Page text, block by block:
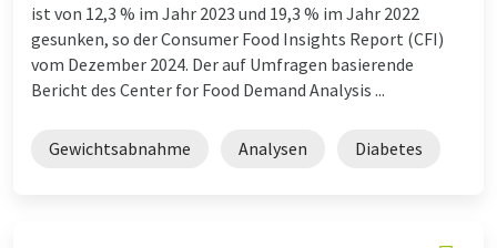
ist von 12,3 % im Jahr 2023 und 19,3 % im Jahr 2022
gesunken, so der Consumer Food Insights Report (CFI)
vom Dezember 2024. Der auf Umfragen basierende
Bericht des Center for Food Demand Analysis ...
Gewichtsabnahme Analysen Diabetes